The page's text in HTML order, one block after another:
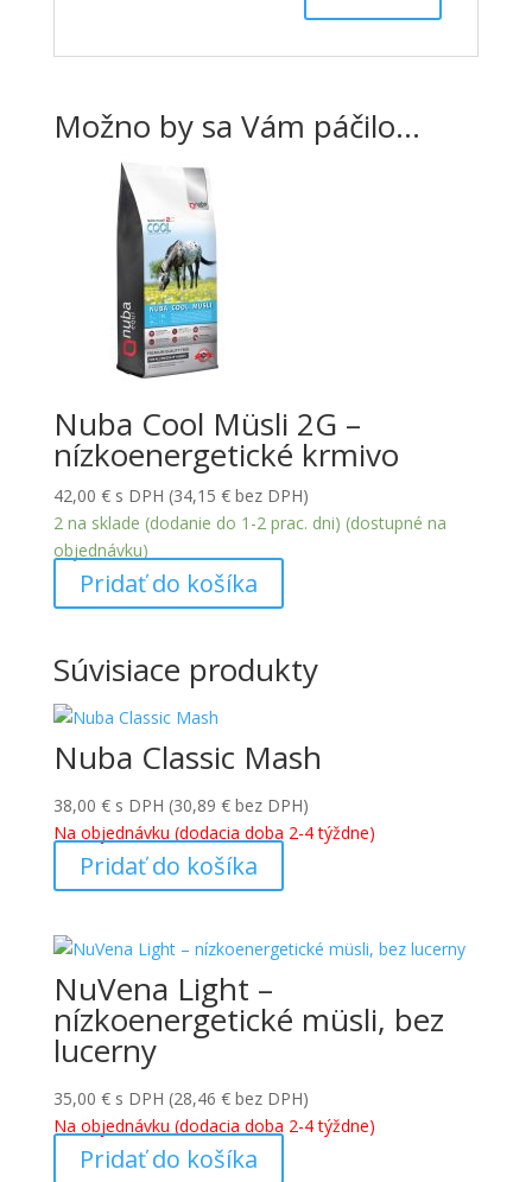
Možno by sa Vám páčilo…
Nuba Cool Müsli 2G –
nízkoenergetické krmivo
42,00 € s DPH (34,15 €bez DPH)
2 na sklade (dodanie do 1-2 prac. dni) (dostupné na
objednávku)
Pridať do košíka
Súvisiace produkty
Nuba Classic Mash
38,00 € s DPH (30,89 €bez DPH)
Na objednávku (dodacia doba 2-4 týždne)
Pridať do košíka
NuVena Light –
nízkoenergetické müsli, bez
lucerny
35,00 € s DPH (28,46 €bez DPH)
Na objednávku (dodacia doba 2-4 týždne)
Pridať do košíka